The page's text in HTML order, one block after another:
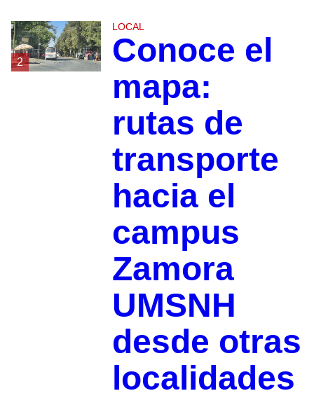
2
LOCAL
Conoce el
mapa:
rutas de
transporte
hacia el
campus
Zamora
UMSNH
desde otras
localidades